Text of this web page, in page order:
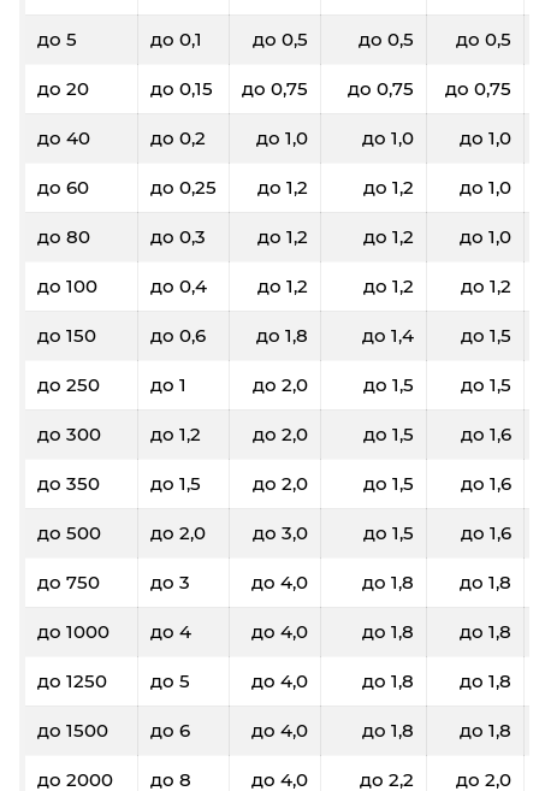
до 5 до 0,1 до 0,5 до 0,5 до 0,5
до 20 до 0,15 до 0,75 до 0,75 до 0,75
до 40 до 0,2 до 1,0 до 1,0 до 1,0
до 60 до 0,25 до 1,2 до 1,2 до 1,0
до 80 до 0,3 до 1,2 до 1,2 до 1,0
до 100 до 0,4 до 1,2 до 1,2 до 1,2
до 150 до 0,6 до 1,8 до 1,4 до 1,5
до 250 до 1 до 2,0 до 1,5 до 1,5
до 300 до 1,2 до 2,0 до 1,5 до 1,6
до 350 до 1,5 до 2,0 до 1,5 до 1,6
до 500 до 2,0 до 3,0 до 1,5 до 1,6
до 750 до 3 до 4,0 до 1,8 до 1,8
до 1000 до 4 до 4,0 до 1,8 до 1,8
до 1250 до 5 до 4,0 до 1,8 до 1,8
до 1500 до 6 до 4,0 до 1,8 до 1,8
до 2000 до 8 до 4,0 до 2,2 до 2,0